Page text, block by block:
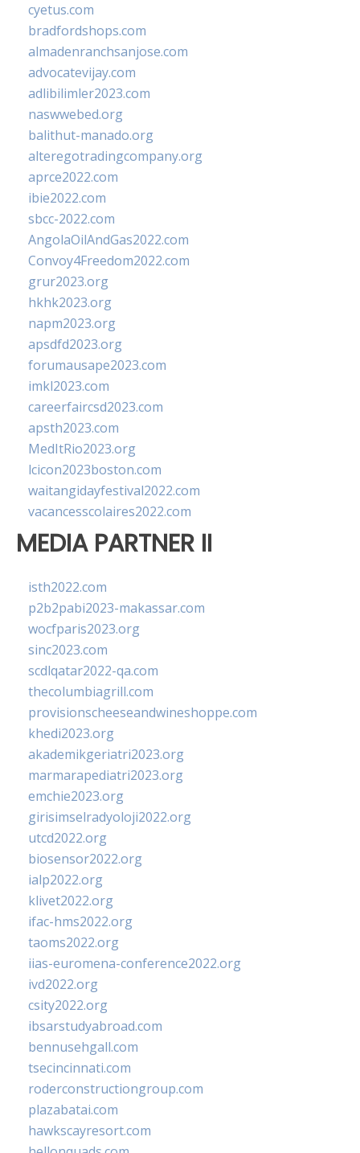
cyetus.com
bradfordshops.com
almadenranchsanjose.com
advocatevijay.com
adlibilimler2023.com
naswwebed.org
balithut-manado.org
alteregotradingcompany.org
aprce2022.com
ibie2022.com
sbcc-2022.com
AngolaOilAndGas2022.com
Convoy4Freedom2022.com
grur2023.org
hkhk2023.org
napm2023.org
apsdfd2023.org
forumausape2023.com
imkl2023.com
careerfaircsd2023.com
apsth2023.com
MedItRio2023.org
lcicon2023boston.com
waitangidayfestival2022.com
vacancesscolaires2022.com
MEDIA PARTNER II
isth2022.com
p2b2pabi2023-makassar.com
wocfparis2023.org
sinc2023.com
scdlqatar2022-qa.com
thecolumbiagrill.com
provisionscheeseandwineshoppe.com
khedi2023.org
akademikgeriatri2023.org
marmarapediatri2023.org
emchie2023.org
girisimselradyoloji2022.org
utcd2022.org
biosensor2022.org
ialp2022.org
klivet2022.org
ifac-hms2022.org
taoms2022.org
iias-euromena-conference2022.org
ivd2022.org
csity2022.org
ibsarstudyabroad.com
bennusehgall.com
tsecincinnati.com
roderconstructiongroup.com
plazabatai.com
hawkscayresort.com